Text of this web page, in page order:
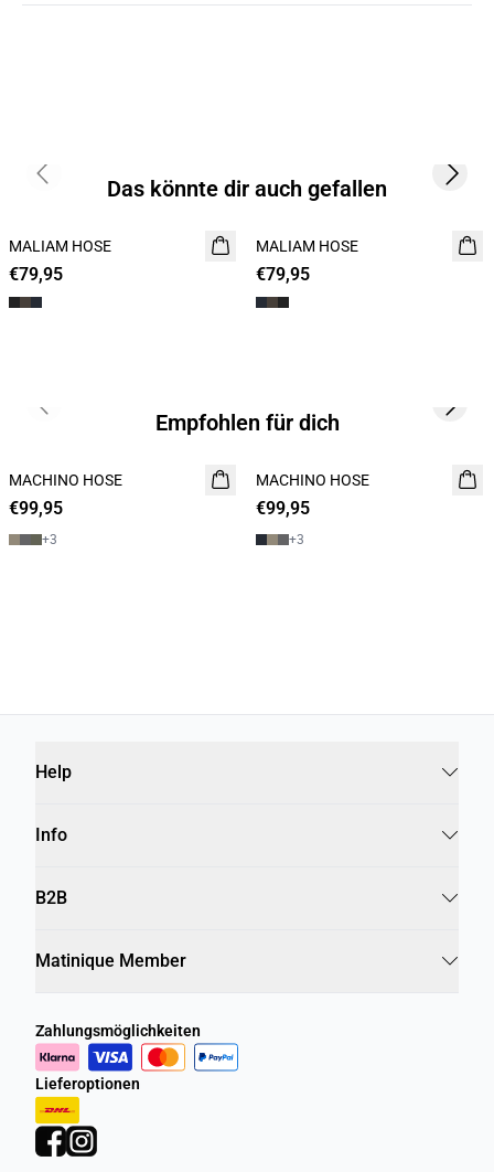
Das könnte dir auch gefallen
MALIAM HOSE
€79,95
MALIAM HOSE
€79,95
Previous slide Next
Empfohlen für dich
NEUHEIT
MACHINO HOSE
€99,95
+3
NEUHEIT
MACHINO HOSE
€99,95
+3
Previous slide Next
Help
Info
B2B
Matinique Member
Zahlungsmöglichkeiten
Lieferoptionen